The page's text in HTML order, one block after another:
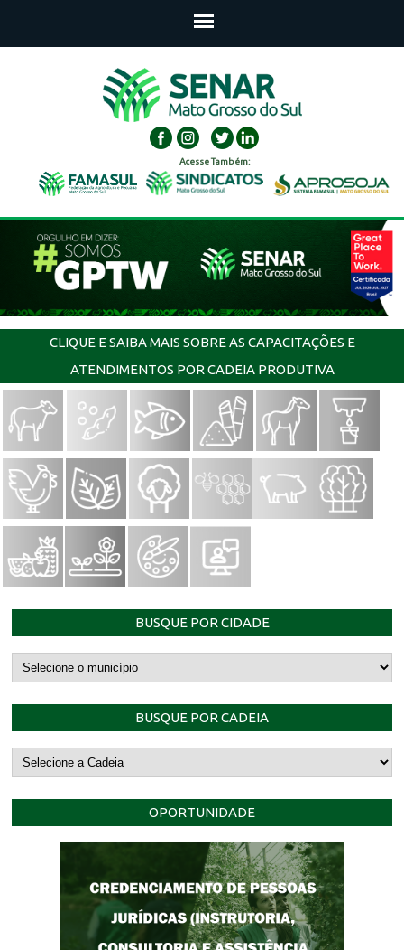
Acesse Também:
CLIQUE E SAIBA MAIS SOBRE AS CAPACITAÇÕES E
ATENDIMENTOS POR CADEIA PRODUTIVA
BUSQUE POR CIDADE
BUSQUE POR CADEIA
OPORTUNIDADE